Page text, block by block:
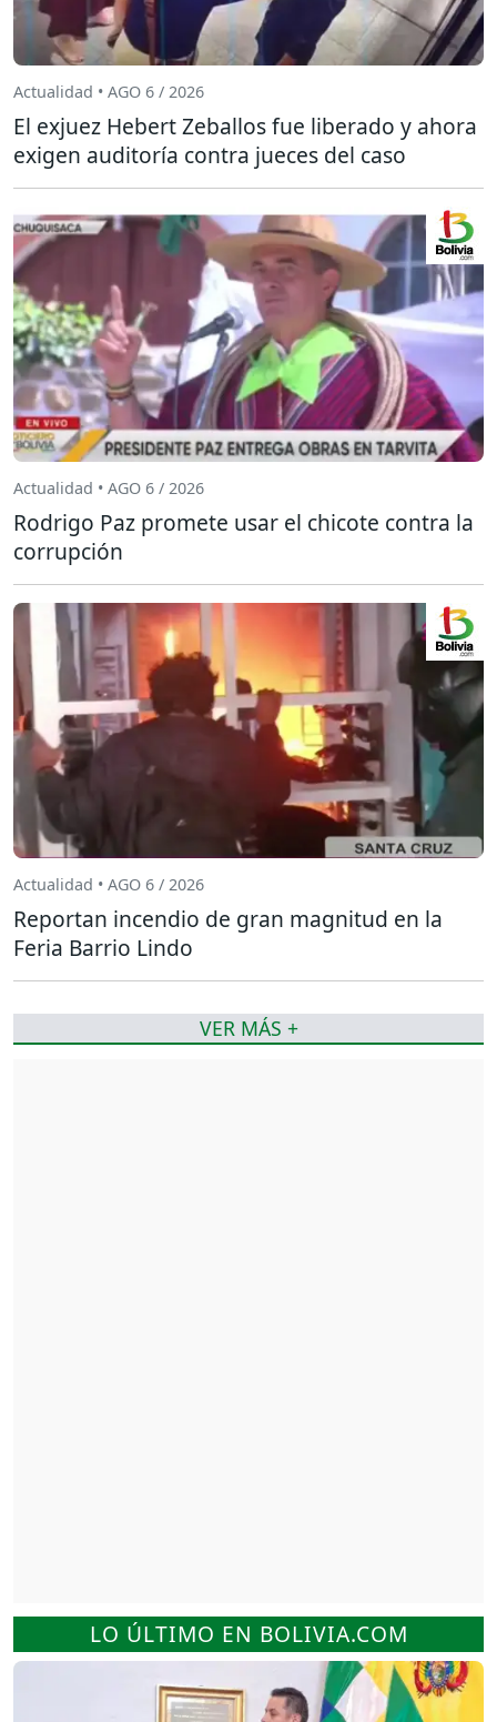
LO ÚLTIMO EN BOLIVIA.COM
Actualidad • AGO 6 / 2026
El exjuez Hebert Zeballos fue liberado y ahora
exigen auditoría contra jueces del caso
Actualidad • AGO 6 / 2026
Rodrigo Paz promete usar el chicote contra la
corrupción
Actualidad • AGO 6 / 2026
Reportan incendio de gran magnitud en la
Feria Barrio Lindo
VER MÁS +